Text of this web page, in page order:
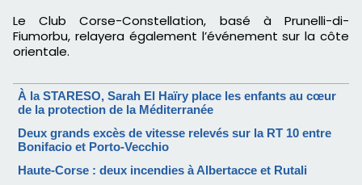
Le Club Corse-Constellation, basé à Prunelli-di-
Fiumorbu, relayera également l’événement sur la côte
orientale.
À la STARESO, Sarah El Haïry place les enfants au cœur
de la protection de la Méditerranée
Deux grands excès de vitesse relevés sur la RT 10 entre
Bonifacio et Porto-Vecchio
Haute-Corse : deux incendies à Albertacce et Rutali